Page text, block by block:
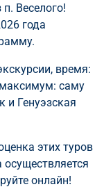
п. Веселого!
года
время:
саму
и Генуэзская
этих туров
онлайн!